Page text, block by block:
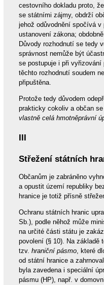
cestovního dokladu proto,
se státními zájmy, obdrží
jehož odůvodnění spočívá v
ustanovení zákona;
Důvody rozhodnutí se tedy
správnost nemůže být
se postupuje i při
těchto rozhodnutí soudem
připuštěna.
Protože tedy důvodem
prakticky cokoliv a občan
vlastně celá hmotněprávní
III
Střežení státních
Občanům je zabráněno
a opustit území republiky
hranice je totiž přísně
Ochranu státních hranic
Sb.), podle něhož může
na určité části státu je
povolení (§ 10). Na základě
tzv. hraniční pásmo, které
od státní hranice a
byla zavedena i speciální
pásmu (HP), např. v